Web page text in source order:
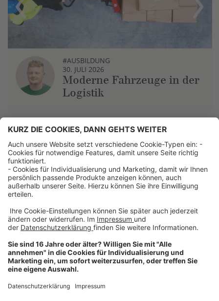
Previous
#AUSBILDUNG
30. JULI 2026
Moderne Fahrzeuge in der
Logistik
Next
Über uns
Dehner Unternehmen
Jobs bei Dehner